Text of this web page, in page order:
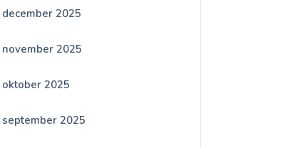
december 2025
november 2025
oktober 2025
september 2025